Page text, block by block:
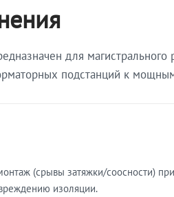
для
подстанций к
(срывы затяжки/соосности)
изоляции.